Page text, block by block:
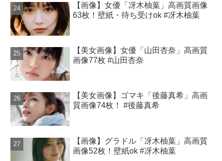
【画像】女優「冴木柚葉」高画質画像
63枚！壁紙・待ち受けok #冴木柚葉
【美女画像】女優「山田杏奈」高画質
画像77枚 #山田杏奈
【美女画像】ゴマキ「後藤真希」高画
質画像74枚！ #後藤真希
【画像】グラドル「冴木柚葉」高画質
画像52枚！壁紙ok #冴木柚葉